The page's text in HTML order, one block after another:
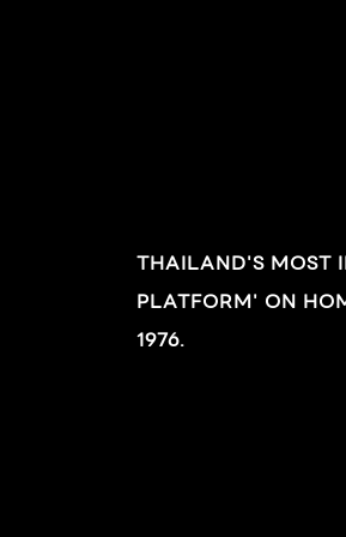
THAILAND'S MOST
PLATFORM' ON
1976.